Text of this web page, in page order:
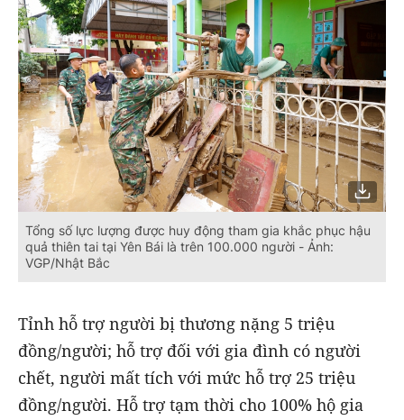
Tổng số lực lượng được huy động tham gia khắc phục hậu
quả thiên tai tại Yên Bái là trên 100.000 người - Ảnh:
VGP/Nhật Bắc
Tỉnh hỗ trợ người bị thương nặng 5 triệu
đồng/người; hỗ trợ đối với gia đình có người
chết, người mất tích với mức hỗ trợ 25 triệu
đồng/người. Hỗ trợ tạm thời cho 100% hộ gia